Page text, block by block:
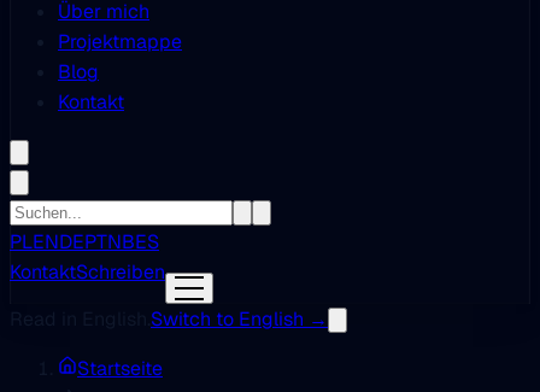
Über mich
Projektmappe
Blog
Kontakt
PLENDEPTNBES
KontaktSchreiben
Switch to English →
Startseite